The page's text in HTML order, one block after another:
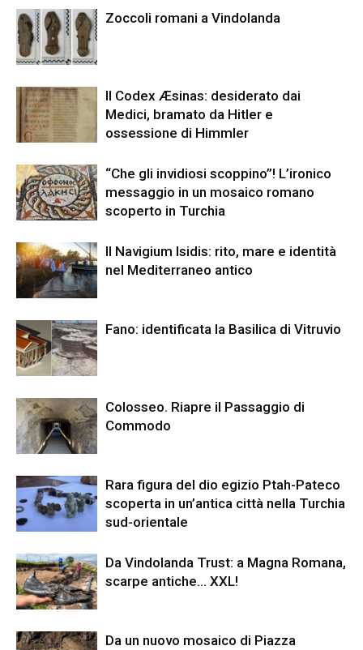
Zoccoli romani a Vindolanda
Il Codex Æsinas: desiderato dai
Medici, bramato da Hitler e
ossessione di Himmler
“Che gli invidiosi scoppino”! L’ironico
messaggio in un mosaico romano
scoperto in Turchia
Il Navigium Isidis: rito, mare e identità
nel Mediterraneo antico
Fano: identificata la Basilica di Vitruvio
Colosseo. Riapre il Passaggio di
Commodo
Rara figura del dio egizio Ptah-Pateco
scoperta in un’antica città nella Turchia
sud-orientale
Da Vindolanda Trust: a Magna Romana,
scarpe antiche… XXL!
Da un nuovo mosaico di Piazza